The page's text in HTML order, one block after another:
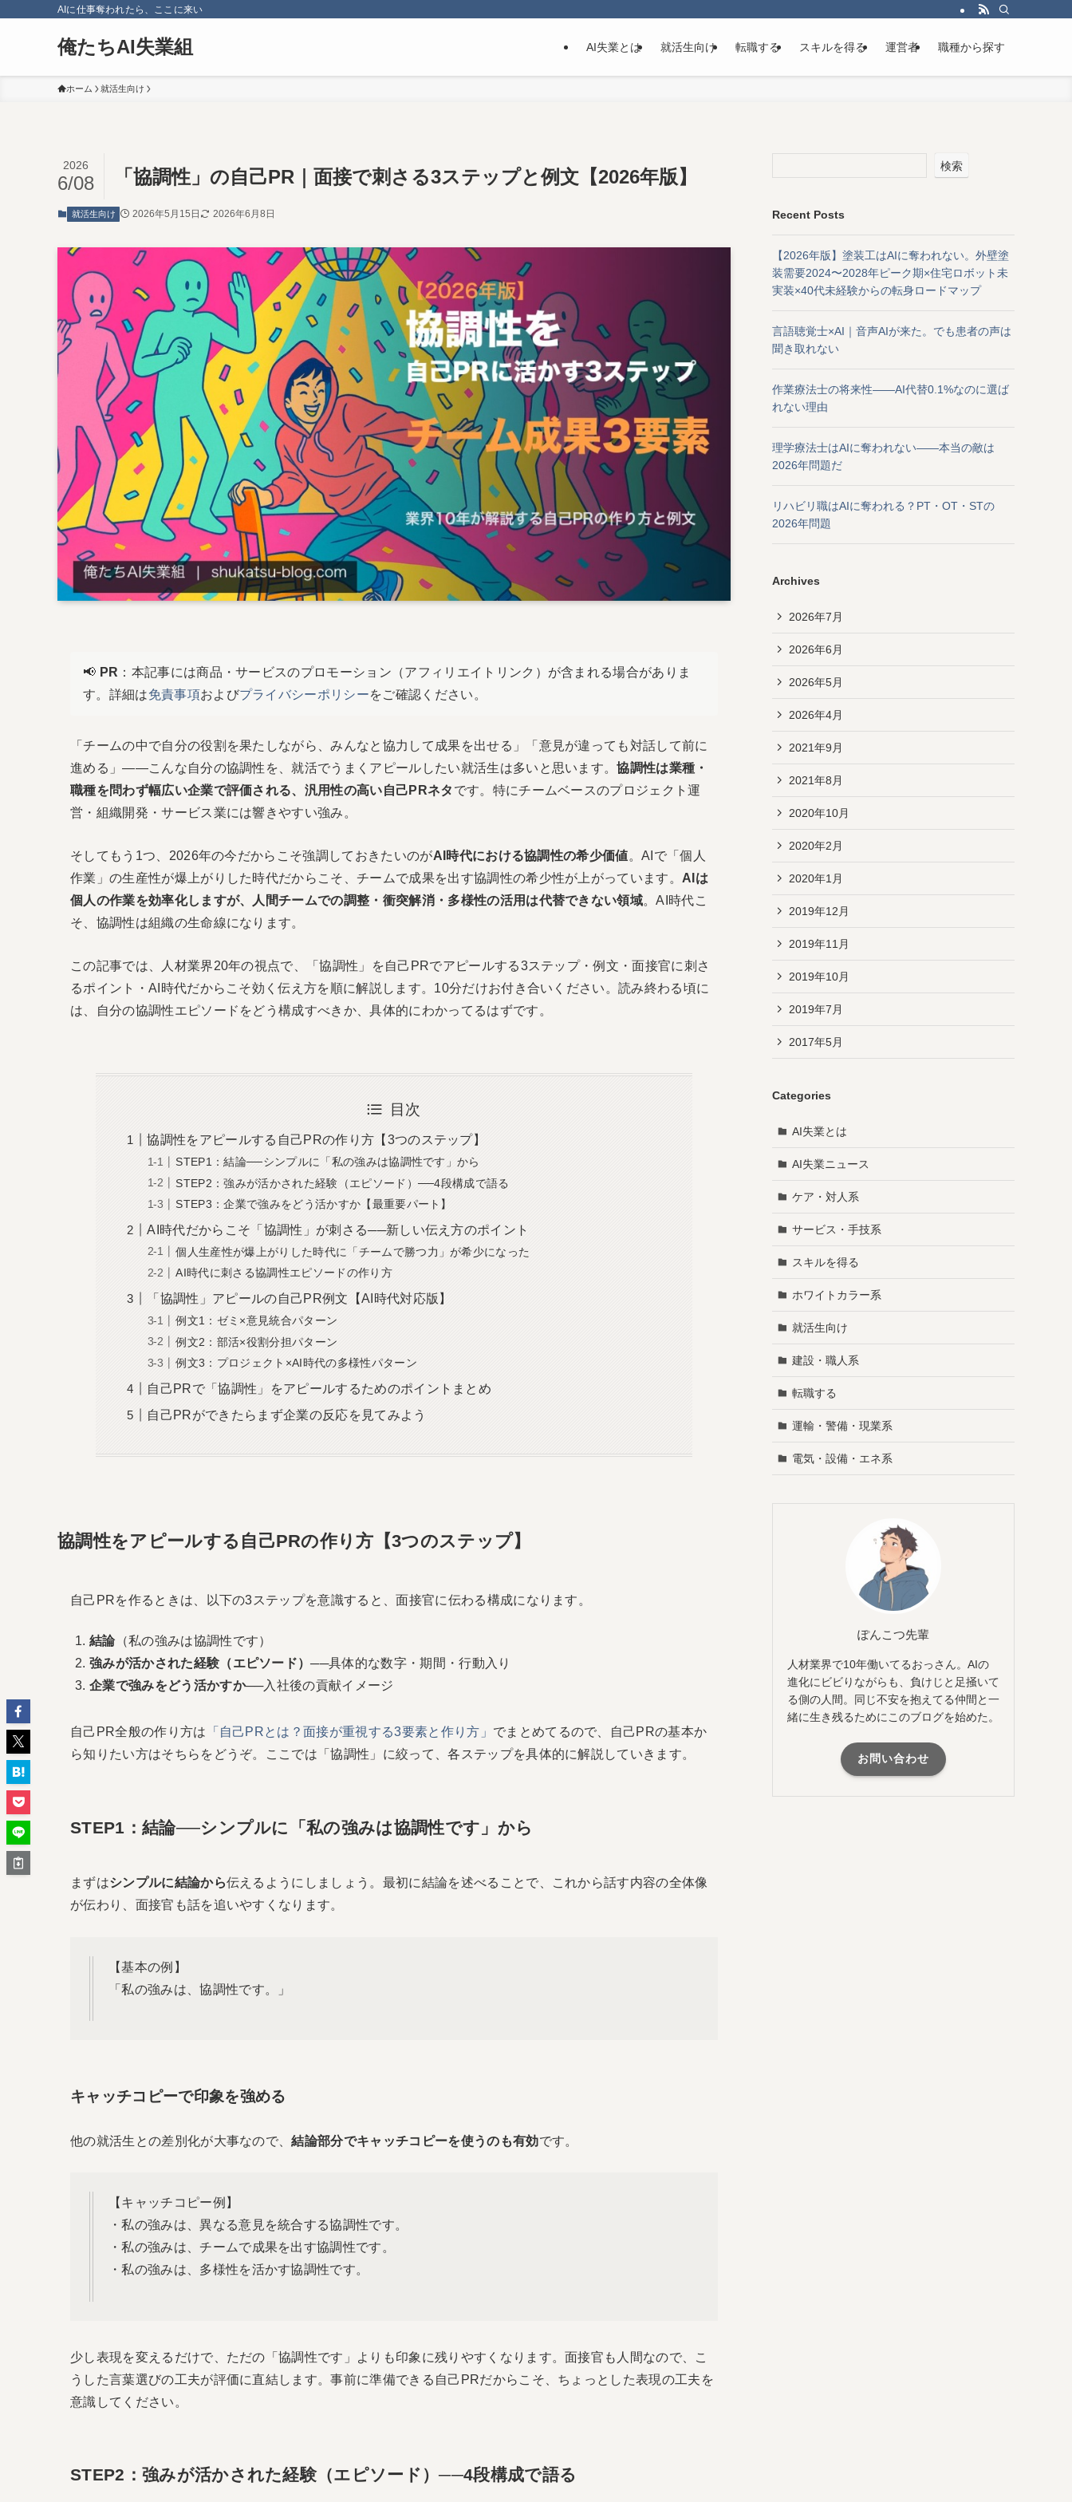
AIに仕事奪われたら、ここに来い
俺たちAI失業組 AI失業とは 就活生向け 転職する スキルを得る 運営者 職種から探す
ホーム 就活生向け
「協調性」の自己PR｜面接で刺さる3ステップと例文【2026年版】
2026
6/08
就活生向け 2026年5月15日 2026年6月8日
📢 PR ：本記事には商品・サービスのプロモーション（アフィリエイトリンク）が含まれる場合がありま
す。詳細は免責事項およびプライバシーポリシーをご確認ください。
「チームの中で自分の役割を果たしながら、みんなと協力して成果を出せる」「意見が違っても対話して前に
進める」――こんな自分の協調性を、就活でうまくアピールしたい就活生は多いと思います。協調性は業種・
職種を問わず幅広い企業で評価される、汎用性の高い自己PRネタ です。特にチームベースのプロジェクト運
営・組織開発・サービス業には響きやすい強み。
そしてもう1つ、2026年の今だからこそ強調しておきたいのがAI時代における協調性の希少価値。AIで「個人
作業」の生産性が爆上がりした時代だからこそ、チームで成果を出す協調性の希少性が上がっています。 AIは
個人の作業を効率化しますが、人間チームでの調整・衝突解消・多様性の活用は代替できない領域。AI時代こ
そ、協調性は組織の生命線になります。
この記事では、人材業界20年の視点で、「協調性」を自己PRでアピールする3ステップ・例文・面接官に刺さ
るポイント・AI時代だからこそ効く伝え方を順に解説します。10分だけお付き合いください。読み終わる頃に
は、自分の協調性エピソードをどう構成すべきか、具体的にわかってるはずです。
目次
協調性をアピールする自己PRの作り方【3つのステップ】
STEP1：結論──シンプルに「私の強みは協調性です」から
STEP2：強みが活かされた経験（エピソード）──4段構成で語る
STEP3：企業で強みをどう活かすか【最重要パート】
AI時代だからこそ「協調性」が刺さる──新しい伝え方のポイント
個人生産性が爆上がりした時代に「チームで勝つ力」が希少になった
AI時代に刺さる協調性エピソードの作り方
「協調性」アピールの自己PR例文【AI時代対応版】
例文1：ゼミ×意見統合パターン
例文2：部活×役割分担パターン
例文3：プロジェクト×AI時代の多様性パターン
自己PRで「協調性」をアピールするためのポイントまとめ
自己PRができたらまず企業の反応を見てみよう
協調性をアピールする自己PRの作り方【3つのステップ】
自己PRを作るときは、以下の3ステップを意識すると、面接官に伝わる構成になります。
結論（私の強みは協調性です）
強みが活かされた経験（エピソード）──具体的な数字・期間・行動入り
企業で強みをどう活かすか──入社後の貢献イメージ
自己PR全般の作り方は 「自己PRとは？面接が重視する3要素と作り方」 でまとめてるので、自己PRの基本か
ら知りたい方はそちらをどうぞ。ここでは「協調性」に絞って、各ステップを具体的に解説していきます。
STEP1：結論──シンプルに「私の強みは協調性です」から
まずはシンプルに結論から伝えるようにしましょう。最初に結論を述べることで、これから話す内容の全体像
が伝わり、面接官も話を追いやすくなります。
【基本の例】
「私の強みは、協調性です。」
キャッチコピーで印象を強める
他の就活生との差別化が大事なので、結論部分でキャッチコピーを使うのも有効です。
【キャッチコピー例】
・私の強みは、異なる意見を統合する協調性です。
・私の強みは、チームで成果を出す協調性です。
・私の強みは、多様性を活かす協調性です。
少し表現を変えるだけで、ただの「協調性です」よりも印象に残りやすくなります。面接官も人間なので、こ
うした言葉選びの工夫が評価に直結します。事前に準備できる自己PRだからこそ、ちょっとした表現の工夫を
意識してください。
STEP2：強みが活かされた経験（エピソード）──4段構成で語る
検索
Recent Posts
【2026年版】塗装工はAIに奪われない。外壁塗
装需要2024〜2028年ピーク期×住宅ロボット未
実装×40代未経験からの転身ロードマップ
言語聴覚士×AI｜音声AIが来た。でも患者の声は
聞き取れない
作業療法士の将来性——AI代替0.1%なのに選ば
れない理由
理学療法士はAIに奪われない——本当の敵は
2026年問題だ
リハビリ職はAIに奪われる？PT・OT・STの
2026年問題
Archives
2026年7月
2026年6月
2026年5月
2026年4月
2021年9月
2021年8月
2020年10月
2020年2月
2020年1月
2019年12月
2019年11月
2019年10月
2019年7月
2017年5月
Categories
AI失業とは
AI失業ニュース
ケア・対人系
サービス・手技系
スキルを得る
ホワイトカラー系
就活生向け
建設・職人系
転職する
運輸・警備・現業系
電気・設備・エネ系
ぽんこつ先輩
人材業界で10年働いてるおっさん。AIの
進化にビビりながらも、負けじと足掻いて
る側の人間。同じ不安を抱えてる仲間と一
緒に生き残るためにこのブログを始めた。
お問い合わせ